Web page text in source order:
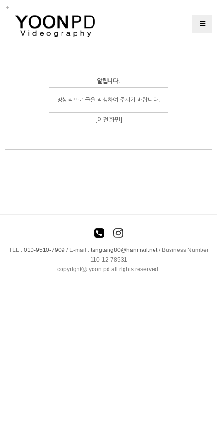
알립니다.
정상적으로 글을 작성하여 주시기 바랍니다.
[이전 화면]
TEL : 010-9510-7909 / E-mail : tangtang80@hanmail.net/ Business Number
110-12-78531
copyrightⓒ yoon pd all rights reserved.